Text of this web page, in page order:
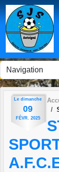
Le dimanche
09
FÉVR. 2025
Panneau de